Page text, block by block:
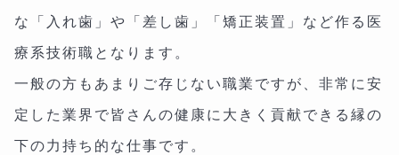
な「入れ歯」や「差し歯」「矯正装置」など作る医
療系技術職となります。
一般の方もあまりご存じない職業ですが、非常に安
定した業界で皆さんの健康に大きく貢献できる縁の
下の力持ち的な仕事です。